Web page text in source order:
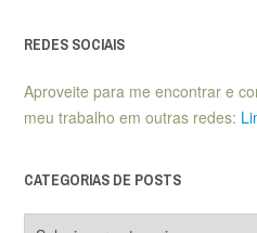
REDES SOCIAIS
Aproveite para me encontrar e
meu trabalho em outras redes:
CATEGORIAS DE POSTS